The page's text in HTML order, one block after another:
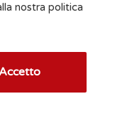
nostra politica
Accetto